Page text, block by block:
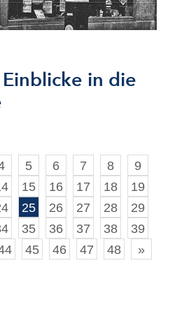
in die
5 6 7 8
9
15 16 17 18
19
25 26 27 28
29
35 36 37 38
39
45 46 47 48 »